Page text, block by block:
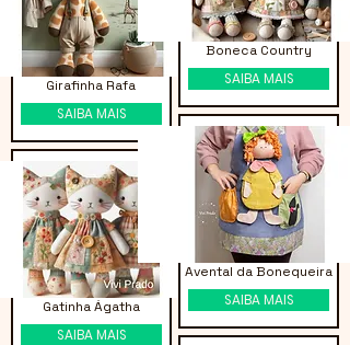
Girafinha Rafa
SAIBA MAIS
Gatinha Ágatha
SAIBA MAIS
Boneca Country
SAIBA MAIS
Avental da Bonequeira
SAIBA MAIS